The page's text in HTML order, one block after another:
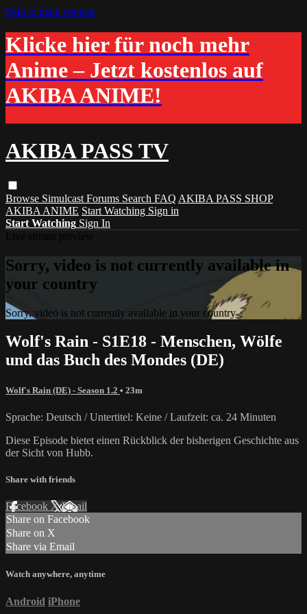
Skip to main content
Klicke hier für noch mehr
Anime – Jetzt kostenlos auf
AKIBA ANIME!
AKIBA PASS TV
Browse Simulcast Forums Search FAQ AKIBA PASS SHOP
AKIBA ANIME Start Watching Sign in
Start Watching Sign In
Sorry, video is not currently available in
your country
Sorry, video is not currently available in your country
Wolf's Rain - S1E18 - Menschen, Wölfe
und das Buch des Mondes (DE)
Wolf's Rain (DE) - Season 1.2 • 23m
Sprache: Deutsch / Untertitel: Keine / Laufzeit: ca. 24 Minuten
Diese Episode bietet einen Rückblick der bisherigen Geschichte aus
der Sicht von Hubb.
Share with friends
Facebook XEmail
Share on Facebook
Share on X
Share via Email
Watch anywhere, anytime
Android iPhone